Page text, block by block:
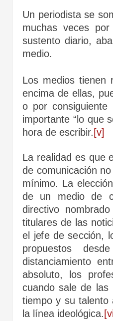
Un periodista se
muchas veces
sustento diario,
medio.
Los medios tienen
encima de ellas,
o por
importante “lo que
hora de escribir. [v]
La realidad es que
de comunicación
mínimo. La
de un medio de
directivo
titulares de las
el jefe de sección,
propuestos
distanciamiento
absoluto, los
cuando sale de
tiempo y su talento
la línea ideológica.